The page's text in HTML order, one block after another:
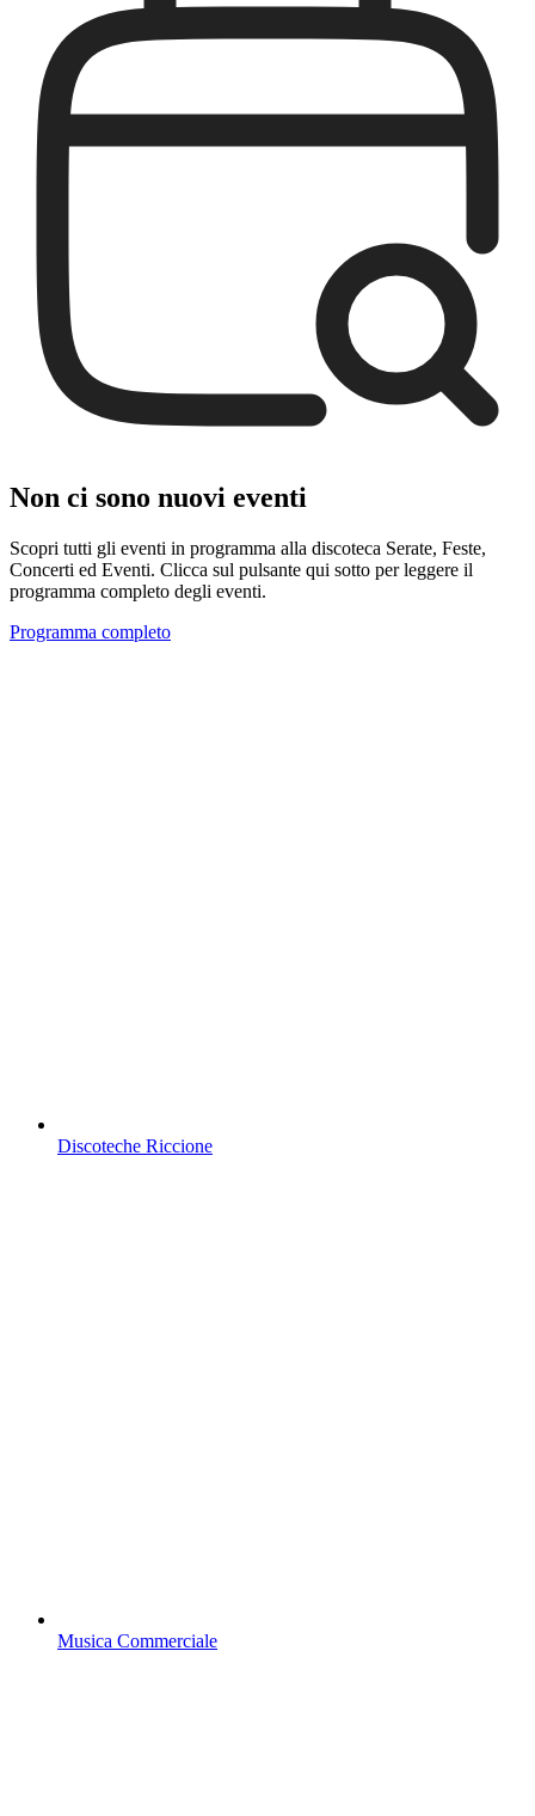
Non ci sono nuovi eventi
Scopri tutti gli eventi in programma alla discoteca Serate, Feste,
Concerti ed Eventi. Clicca sul pulsante qui sotto per leggere il
programma completo degli eventi.
Programma completo
Discoteche Riccione
Musica Commerciale